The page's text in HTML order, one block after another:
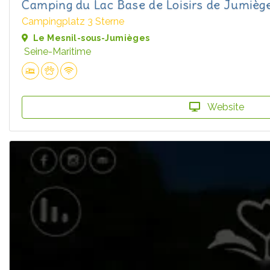
Camping du Lac Base de Loisirs de
Campingplatz 3 Sterne
Le Mesnil-sous-Jumièges
Seine-Maritime
Website